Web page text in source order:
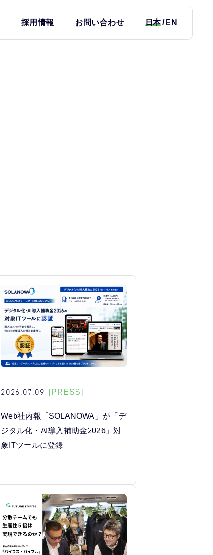
採用情報 お問い合わせ 日本 EN
2026.07.09 [PRESS]
Web社内報「SOLANOWA」が「デ
ジタル化・AI導入補助金2026」対
象ITツールに登録